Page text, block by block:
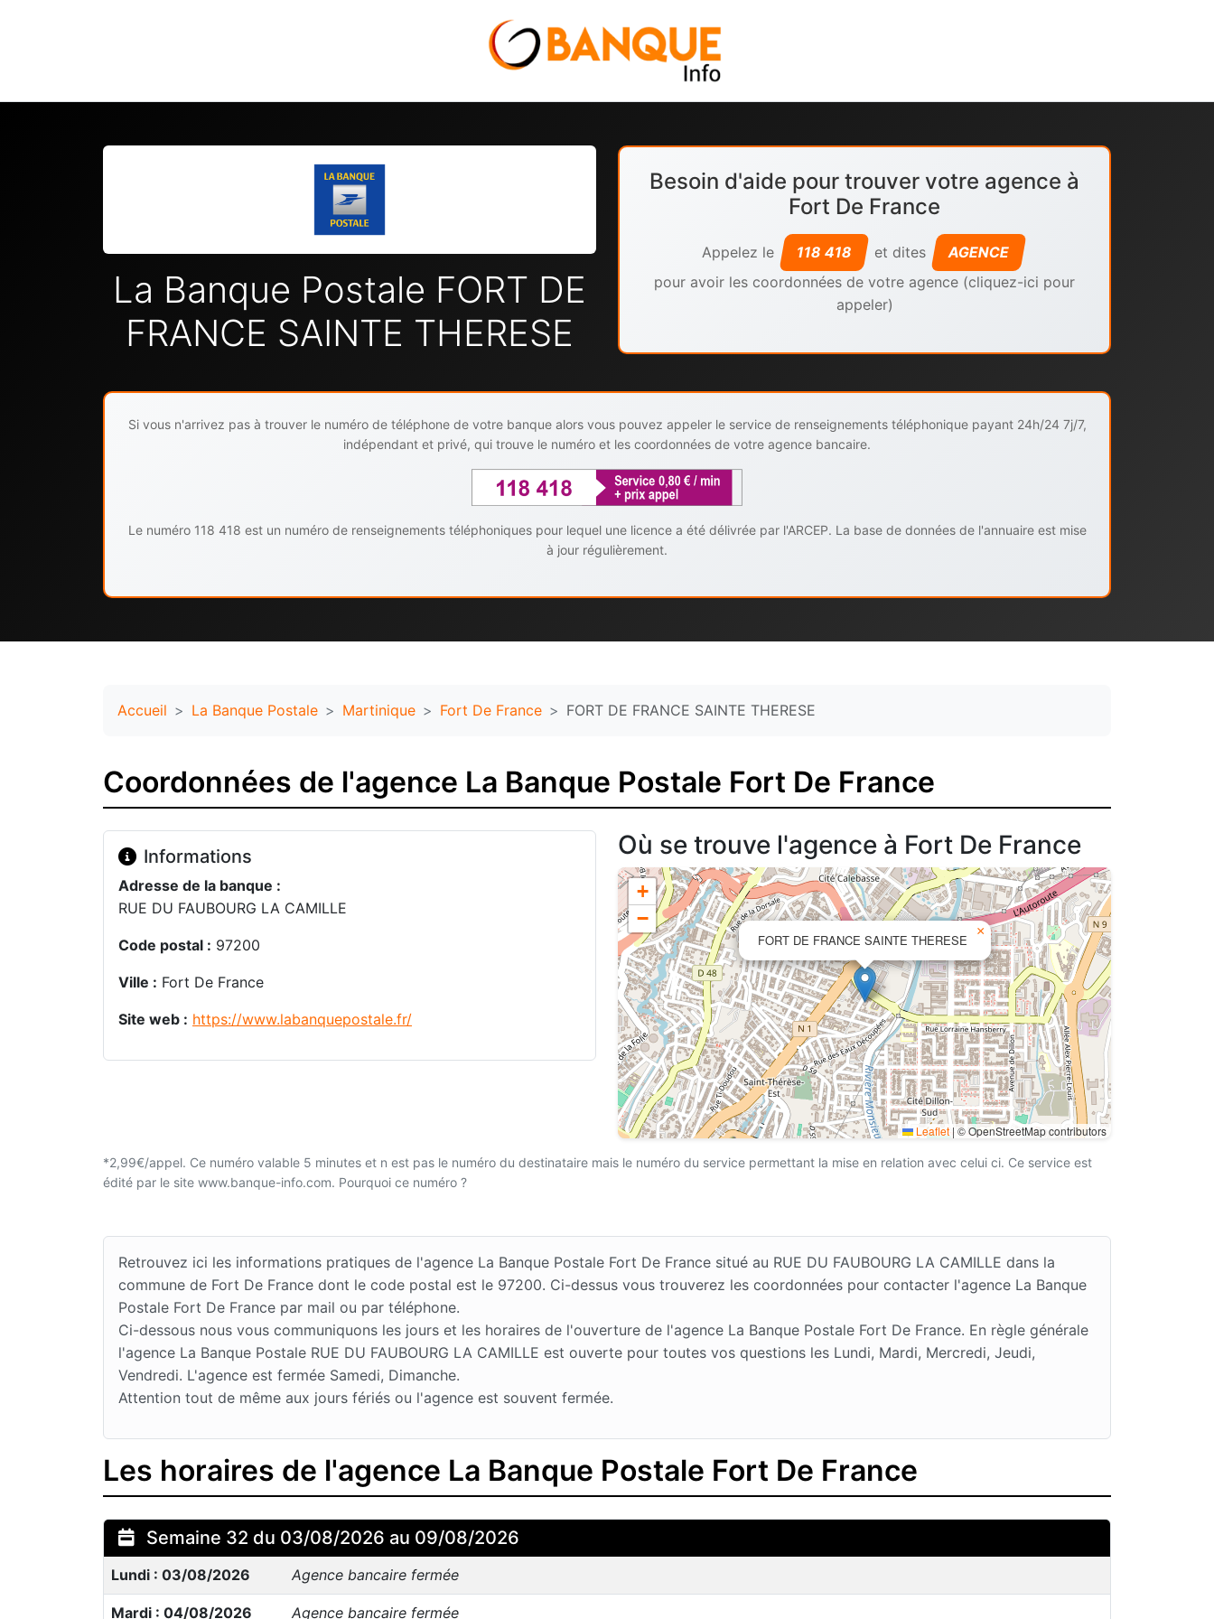
La Banque Postale FORT DE
FRANCE SAINTE THERESE
Besoin d'aide pour trouver votre agence à
Fort De France
Appelez le 118 418 et dites
AGENCE
pour avoir les coordonnées de votre agence (cliquez-ici pour
appeler)
Si vous n'arrivez pas à trouver le numéro de téléphone de votre banque alors vous pouvez appeler le service de renseignements téléphonique payant 24h/24 7j/7,
indépendant et privé, qui trouve le numéro et les coordonnées de votre agence bancaire.
Le numéro 118 418 est un numéro de renseignements téléphoniques pour lequel une licence a été délivrée par l'ARCEP. La base de données de l'annuaire est mise
à jour régulièrement.
Accueil La Banque Postale Martinique Fort De France FORT DE FRANCE SAINTE THERESE
Coordonnées de l'agence La Banque Postale Fort De France
Informations
Adresse de la banque :
RUE DU FAUBOURG LA CAMILLE
Code postal : 97200
Ville : Fort De France
Site web : https://www.labanquepostale.fr/
Où se trouve l'agence à Fort De France
FORT DE FRANCE SAINTE THERESE
×
+
−
Leaflet | © OpenStreetMap contributors
*2,99€/appel. Ce numéro valable 5 minutes et n est pas le numéro du destinataire mais le numéro du service permettant la mise en relation avec celui ci. Ce service est
édité par le site www.banque-info.com. Pourquoi ce numéro ?
Retrouvez ici les informations pratiques de l'agence La Banque Postale Fort De France situé au RUE DU FAUBOURG LA CAMILLE dans la
commune de Fort De France dont le code postal est le 97200. Ci-dessus vous trouverez les coordonnées pour contacter l'agence La Banque
Postale Fort De France par mail ou par téléphone.
Ci-dessous nous vous communiquons les jours et les horaires de l'ouverture de l'agence La Banque Postale Fort De France. En règle générale
l'agence La Banque Postale RUE DU FAUBOURG LA CAMILLE est ouverte pour toutes vos questions les Lundi, Mardi, Mercredi, Jeudi,
Vendredi. L'agence est fermée Samedi, Dimanche.
Attention tout de même aux jours fériés ou l'agence est souvent fermée.
Les horaires de l'agence La Banque Postale Fort De France
Semaine 32 du 03/08/2026 au 09/08/2026
Lundi : 03/08/2026 Agence bancaire fermée
Mardi : 04/08/2026 Agence bancaire fermée